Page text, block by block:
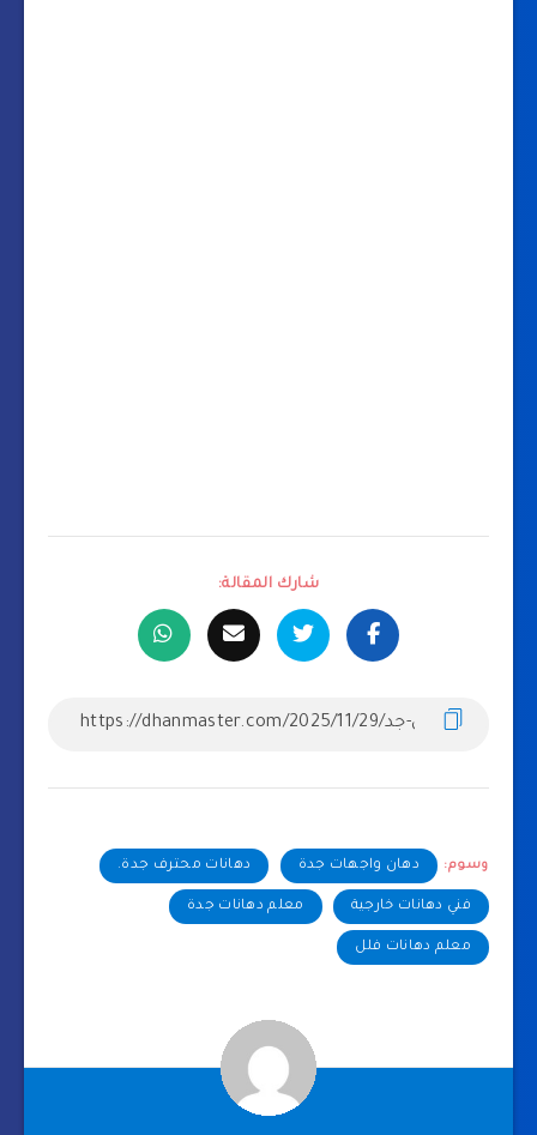
شارك المقالة:
وسوم: دهان واجهات جدة دهانات محترف جدة.
فني دهانات خارجية معلم دهانات جدة
معلم دهانات فلل